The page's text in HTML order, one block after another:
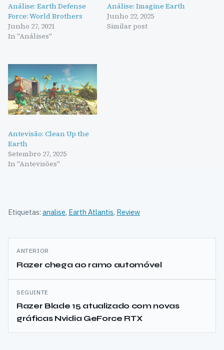
Análise: Earth Defense
Force: World Brothers
Junho 27, 2021
In "Análises"
Análise: Imagine Earth
Junho 22, 2025
Similar post
Antevisão: Clean Up the
Earth
Setembro 27, 2025
In "Antevisões"
Etiquetas: analise, Earth Atlantis, Review
Navegação
de
artigos
ANTERIOR
Razer chega ao ramo automóvel
SEGUINTE
Razer Blade 15 atualizado com novas
gráficas Nvidia GeForce RTX